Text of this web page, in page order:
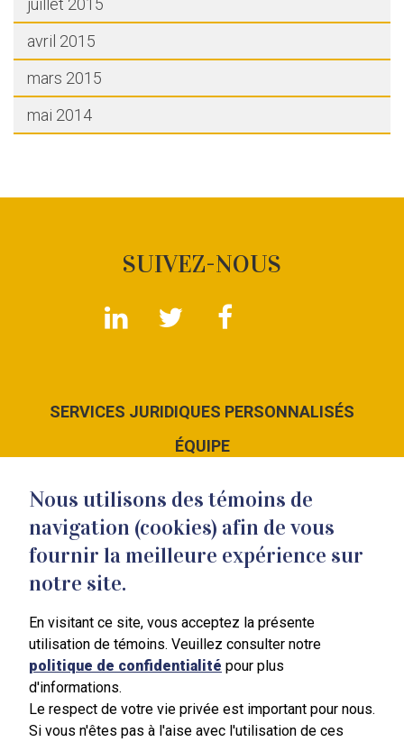
juillet 2015
avril 2015
mars 2015
mai 2014
SUIVEZ-NOUS
SERVICES JURIDIQUES PERSONNALISÉS
ÉQUIPE
NOUS JOINDRE
351 Blain
Mont-Saint-Hilaire
J3H 3B4
Nous utilisons des témoins de
navigation (cookies) afin de vous
fournir la meilleure expérience sur
notre site.
En visitant ce site, vous acceptez la présente
utilisation de témoins. Veuillez consulter notre
politique de confidentialité pour plus
d'informations.
Le respect de votre vie privée est important pour nous.
Si vous n'êtes pas à l'aise avec l'utilisation de ces